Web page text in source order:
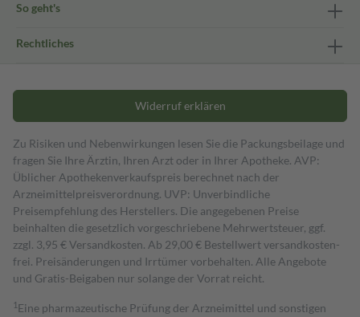
So geht's
Rechtliches
Widerruf erklären
Zu Risiken und Nebenwirkungen lesen Sie die Packungsbeilage und
fragen Sie Ihre Ärztin, Ihren Arzt oder in Ihrer Apotheke. AVP:
Üblicher Apothekenverkaufspreis berechnet nach der
Arzneimittelpreisverordnung. UVP: Unverbindliche
Preisempfehlung des Herstellers. Die angegebenen Preise
beinhalten die gesetzlich vorgeschriebene Mehrwertsteuer, ggf.
zzgl. 3,95 € Versandkosten. Ab 29,00 € Bestell­wert versand­kosten­
frei. Preisänderungen und Irrtümer vorbehalten. Alle Angebote
und Gratis-Beigaben nur solange der Vorrat reicht.
1 Eine pharmazeutische Prüfung der Arzneimittel und sonstigen